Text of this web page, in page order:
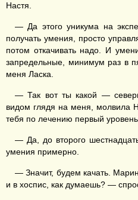
Настя.
— Да этого уникума на
получать умения, просто
потом откачивать надо. И
запредельные, минимум раз в
меня Ласка.
— Так вот ты какой —
видом глядя на меня, молвила
тебя по лечению первый
— Да, до второго
умения примерно.
— Значит, будем качать.
и в хоспис, как думаешь? —